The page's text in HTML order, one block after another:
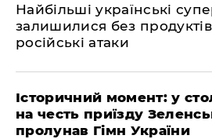
Найбільші українські
залишилися без
російські атаки
Історичний момент: у
на честь приїзду
пролунав Гімн України